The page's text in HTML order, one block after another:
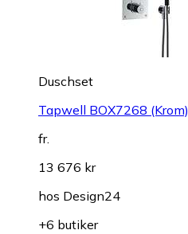
Duschset
Tapwell BOX7268 (Krom)
fr.
13 676 kr
hos Design24
+6 butiker